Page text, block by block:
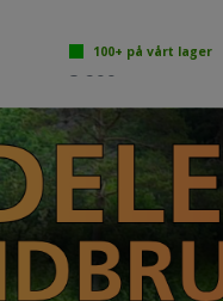
3 299,-
Fra 1 980,-
ink mva
100+ på vårt lager